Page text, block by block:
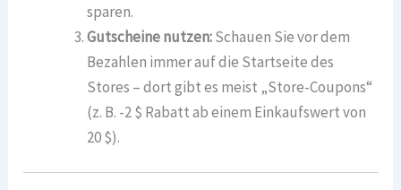
sparen.
Gutscheine nutzen:Schauen Sie vor dem
Bezahlen immer auf die Startseite des
Stores – dort gibt es meist „Store-Coupons“
(z. B. -2 $ Rabatt ab einem Einkaufswert von
20 $).